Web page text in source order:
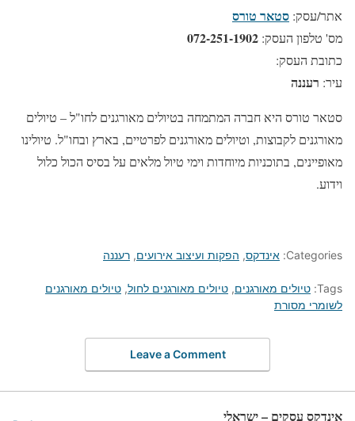
אתר/עסק: סטאר טורס
מס' טלפון העסק: 072-251-1902
כתובת העסק:
עיר: רעננה
סטאר טורס היא חברה המתמחה בטיולים מאורגנים לחו"ל – טיולים
מאורגנים לקבוצות, וטיולים מאורגנים לפרטיים, בארץ ובחו"ל. טיולינו
מאופיינים, בתוכניות מיוחדות וימי טיול מלאים על בסיס הכול כלול
וידוע.
Categories: אינדקס, הפקות ועיצוב אירועים, רעננה
Tags: טיולים מאורגנים, טיולים מאורגנים לחול, טיולים מאורגנים
לשומרי מסורת
Leave a Comment
אינדקס עסקים – ישראלי